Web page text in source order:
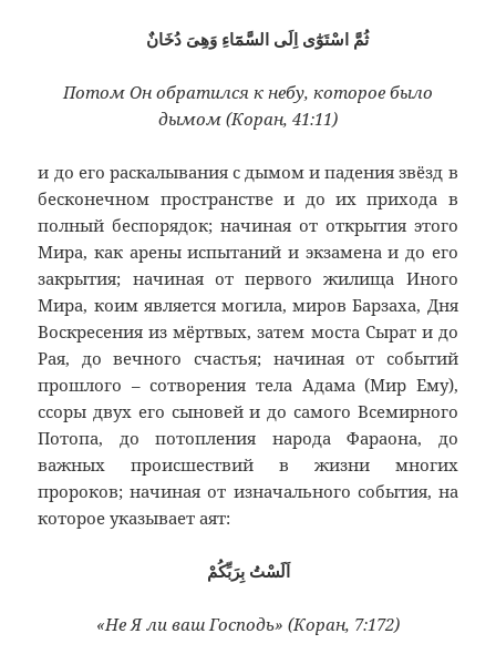
ثُمَّ اسْتَوٰٓى اِلَى السَّمَٓاءِ وَهِىَ دُخَانٌ
Потом Он обратился к небу, которое было
дымом (Коран, 41:11)
и до его раскалывания с дымом и падения звёзд в
бесконечном пространстве и до их прихода в
полный беспорядок; начиная от открытия этого
Мира, как арены испытаний и экзамена и до его
закрытия; начиная от первого жилища Иного
Мира, коим является могила, миров Барзаха, Дня
Воскресения из мёртвых, затем моста Сырат и до
Рая, до вечного счастья; начиная от событий
прошлого – сотворения тела Адама (Мир Ему),
ссоры двух его сыновей и до самого Всемирного
Потопа, до потопления народа Фараона, до
важных происшествий в жизни многих
пророков; начиная от изначального события, на
которое указывает аят:
اَلَسْتُ بِرَبِّكُمْ
«Не Я ли ваш Господь» (Коран, 7:172)